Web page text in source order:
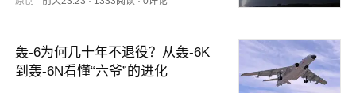
轰-6为何几十年不退役？从轰-6K
到轰-6N看懂“六爷”的进化